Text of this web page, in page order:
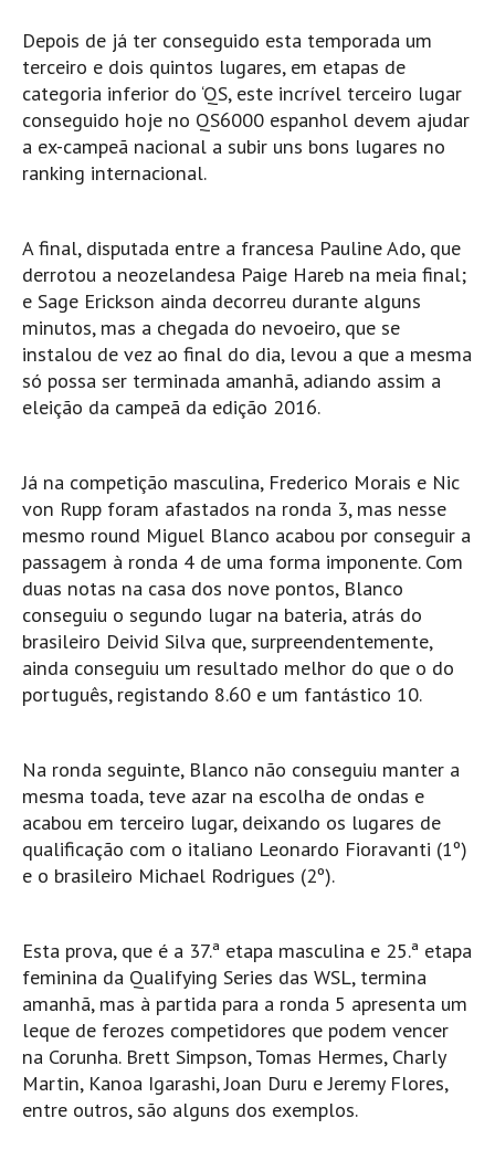
Praia do Navio HD
ERICEIRA HD
Ericeira HD
Ericeira - Ribeira D'Ilhas HD
Boardriders Ericeira HD
Foz do Lizandro
Praia Grande HD
Praia Grande Panorâmica HD
LINHA DE CASCAIS/ESTORIL
Guincho Norte
Parede
Carcavelos HD
Carcavelos Secret HD
Carcavelos - Calhau
COSTA DA CAPARICA HD
Costa da Caparica - C.I.Surf HD
Costa da Caparica - Praia Norte HD
Costa da Caparica - Marcelino Beach Cafe HD
Costa da Caparica - Fonte da Telha HD
ALENTEJO / ALGARVE
Monte Clérigo HD - O sargo
Faro Surf Spot HD
Fuzeta
Fuzeta Vista Mar HD
MADEIRA
Machico HD
Depois de já ter conseguido esta temporada um
terceiro e dois quintos lugares, em etapas de
categoria inferior do ‘QS, este incrível terceiro lugar
conseguido hoje no QS6000 espanhol devem ajudar
a ex-campeã nacional a subir uns bons lugares no
ranking internacional.
A final, disputada entre a francesa Pauline Ado, que
derrotou a neozelandesa Paige Hareb na meia final;
e Sage Erickson ainda decorreu durante alguns
minutos, mas a chegada do nevoeiro, que se
instalou de vez ao final do dia, levou a que a mesma
só possa ser terminada amanhã, adiando assim a
eleição da campeã da edição 2016.
Já na competição masculina, Frederico Morais e Nic
von Rupp foram afastados na ronda 3, mas nesse
mesmo round Miguel Blanco acabou por conseguir a
passagem à ronda 4 de uma forma imponente. Com
duas notas na casa dos nove pontos, Blanco
conseguiu o segundo lugar na bateria, atrás do
brasileiro Deivid Silva que, surpreendentemente,
ainda conseguiu um resultado melhor do que o do
português, registando 8.60 e um fantástico 10.
Na ronda seguinte, Blanco não conseguiu manter a
mesma toada, teve azar na escolha de ondas e
acabou em terceiro lugar, deixando os lugares de
qualificação com o italiano Leonardo Fioravanti (1º)
e o brasileiro Michael Rodrigues (2º).
Esta prova, que é a 37.ª etapa masculina e 25.ª etapa
feminina da Qualifying Series das WSL, termina
amanhã, mas à partida para a ronda 5 apresenta um
leque de ferozes competidores que podem vencer
na Corunha. Brett Simpson, Tomas Hermes, Charly
Martin, Kanoa Igarashi, Joan Duru e Jeremy Flores,
entre outros, são alguns dos exemplos.